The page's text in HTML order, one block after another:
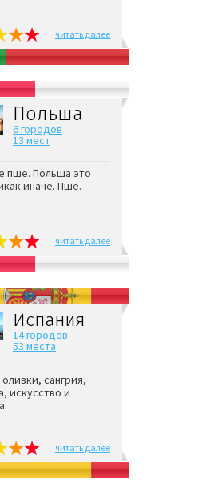
читать далее
Польша
6 городов
13 мест
пше. Польша это
иначе. Пше.
читать далее
Испания
14 городов
53 места
сангрия,
искусство и
читать далее